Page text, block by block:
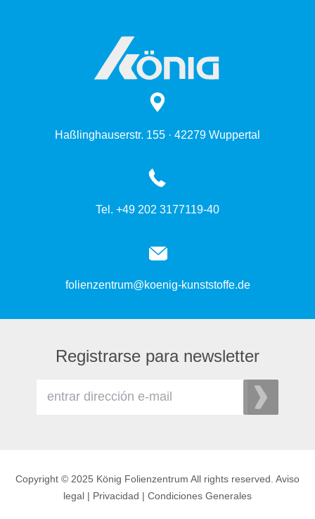
Haßlinghauserstr. 155 · 42279 Wuppertal
Tel. +49 202 3177119-40
folienzentrum@koenig-kunststoffe.de
Registrarse para newsletter
Copyright © 2025 König Folienzentrum All rights reserved. Aviso
legal | Privacidad | Condiciones Generales